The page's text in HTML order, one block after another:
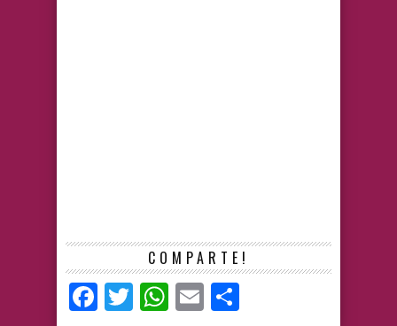
COMPARTE!
Facebook
TwitterWhatsApp
Email